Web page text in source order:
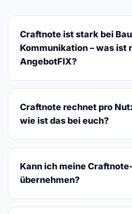
Craftnote ist stark bei
Kommunikation – was ist
AngebotFIX?
Craftnote rechnet pro
wie ist das bei euch?
Kann ich meine
übernehmen?